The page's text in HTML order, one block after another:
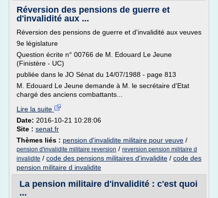
Réversion des pensions de guerre et
d'invalidité aux ...
Réversion des pensions de guerre et d'invalidité aux veuves
9e législature
Question écrite n° 00766 de M. Edouard Le Jeune
(Finistère - UC)
publiée dans le JO Sénat du 14/07/1988 - page 813
M. Edouard Le Jeune demande à M. le secrétaire d'Etat
chargé des anciens combattants...
Lire la suite
Date: 2016-10-21 10:28:06
Site : senat.fr
Thèmes liés : pension d'invalidite militaire pour veuve /
pension d'invalidite militaire reversion / reversion pension militaire d
invalidite / code des pensions militaires d'invalidite / code des
pension militaire d invalidite
La pension militaire d'invalidité : c'est quoi
...